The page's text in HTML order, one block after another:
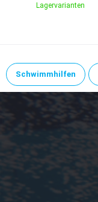
Lagervarianten
Schwimmhilfen